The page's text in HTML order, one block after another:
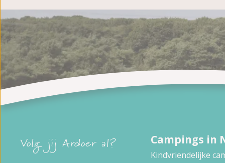
Volg jij Ardoer al? Campings in
Kindvriendelijke